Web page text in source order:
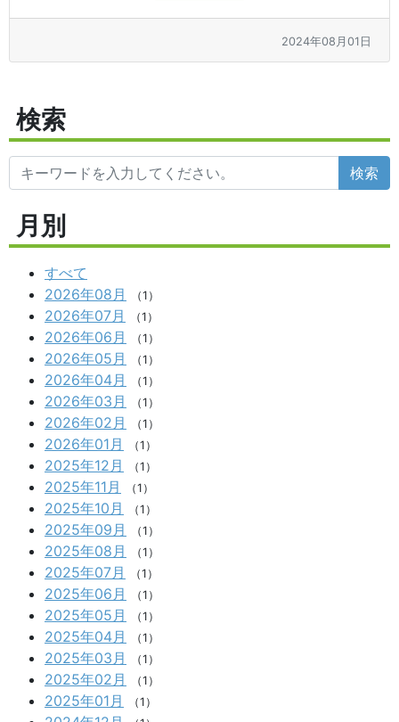
2024年08月01日
検索
検索
月別
すべて
2026年08月
（1）
2026年07月 （1）
2026年06月 （1）
2026年05月 （1）
2026年04月 （1）
2026年03月 （1）
2026年02月 （1）
2026年01月 （1）
2025年12月 （1）
2025年11月 （1）
2025年10月 （1）
2025年09月 （1）
2025年08月 （1）
2025年07月 （1）
2025年06月 （1）
2025年05月 （1）
2025年04月 （1）
2025年03月 （1）
2025年02月 （1）
2025年01月 （1）